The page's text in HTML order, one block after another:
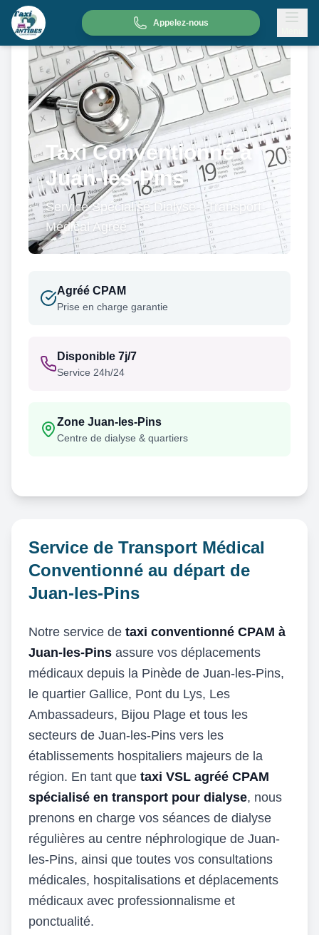
Appelez-nous
Taxi Conventionné à
Juan-les-Pins
Service Spécialisé Dialyse - Transport
Médical Agréé
Agréé CPAM
Prise en charge garantie
Disponible 7j/7
Service 24h/24
Zone Juan-les-Pins
Centre de dialyse & quartiers
Service de Transport Médical
Conventionné au départ de
Juan-les-Pins
Notre service de taxi conventionné CPAM à
Juan-les-Pins assure vos déplacements
médicaux depuis la Pinède de Juan-les-Pins,
le quartier Gallice, Pont du Lys, Les
Ambassadeurs, Bijou Plage et tous les
secteurs de Juan-les-Pins vers les
établissements hospitaliers majeurs de la
région. En tant que taxi VSL agréé CPAM
spécialisé en transport pour dialyse, nous
prenons en charge vos séances de dialyse
régulières au centre néphrologique de Juan-
les-Pins, ainsi que toutes vos consultations
médicales, hospitalisations et déplacements
médicaux avec professionnalisme et
ponctualité.